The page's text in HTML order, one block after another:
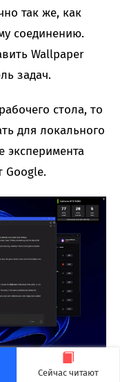
Сейчас читают
так же, как
соединению.
Wallpaper
задач.
стола, то
для локального
эксперимента
Google.
трюк с